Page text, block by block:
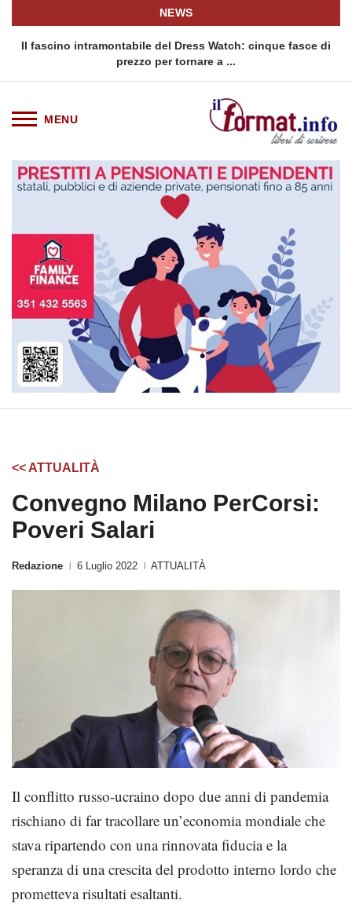
NEWS
Il fascino intramontabile del Dress Watch: cinque fasce di
prezzo per tornare a ...
<< ATTUALITÀ
Convegno Milano PerCorsi:
Poveri Salari
Redazione 6 Luglio 2022 ATTUALITÀ
Il conflitto russo-ucraino dopo due anni di pandemia
rischiano di far tracollare un’economia mondiale che
stava ripartendo con una rinnovata fiducia e la
speranza di una crescita del prodotto interno lordo che
prometteva risultati esaltanti.